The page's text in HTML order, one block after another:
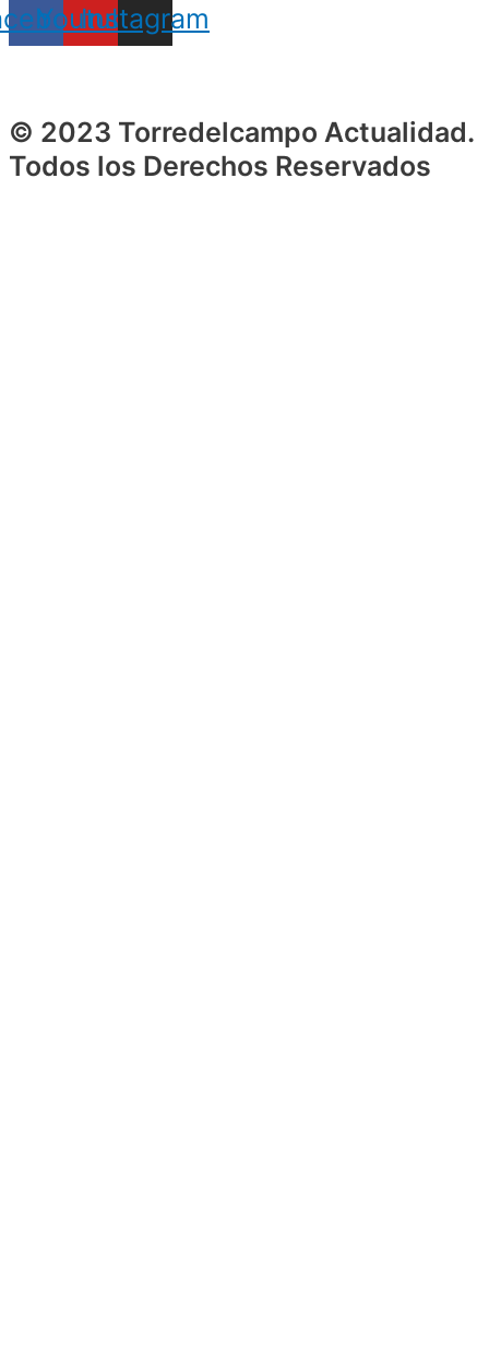
Youtube
Instagram
© 2023 Torredelcampo Actualidad.
Todos los Derechos Reservados